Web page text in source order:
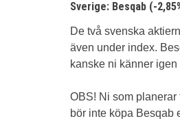
Sverige: Besqab (-
De två svenska
även under index.
kanske ni känner
OBS! Ni som
bör inte köpa Besqab